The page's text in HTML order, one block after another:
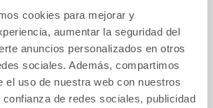
cookies para mejorar y
aumentar la seguridad del
anuncios personalizados en otros
sociales. Además, compartimos
el uso de nuestra web con nuestros
de redes sociales, publicidad
El bosquimano
14,20€
Comprar